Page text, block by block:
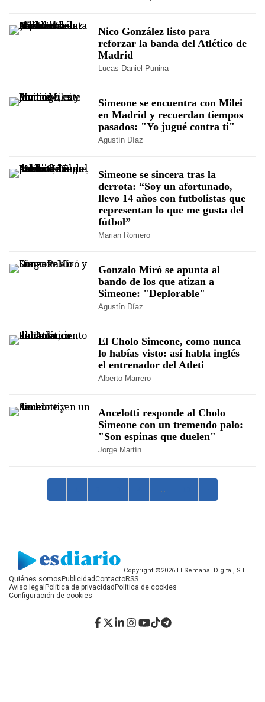
Nico González listo para
reforzar la banda del Atlético de
Madrid
Lucas Daniel Punina
Simeone se encuentra con Milei
en Madrid y recuerdan tiempos
pasados: "Yo jugué contra ti"
Agustín Díaz
Simeone se sincera tras la
derrota: “Soy un afortunado,
llevo 14 años con futbolistas que
representan lo que me gusta del
fútbol”
Marian Romero
Gonzalo Miró se apunta al
bando de los que atizan a
Simeone: "Deplorable"
Agustín Díaz
El Cholo Simeone, como nunca
lo habías visto: así habla inglés
el entrenador del Atleti
Alberto Marrero
Ancelotti responde al Cholo
Simeone con un tremendo palo:
"Son espinas que duelen"
Jorge Martín
…
Copyright ©2026 El Semanal Digital, S.L.
Quiénes somos PublicidadContactoRSS
Aviso legal Política de privacidad Política de cookies
Configuración de cookies
Facebook
Twitter
LinkedIn
Instagram
YouTube
TikTok
Telegram